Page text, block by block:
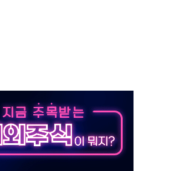
' 22개 과제 손본다
신경전 고조